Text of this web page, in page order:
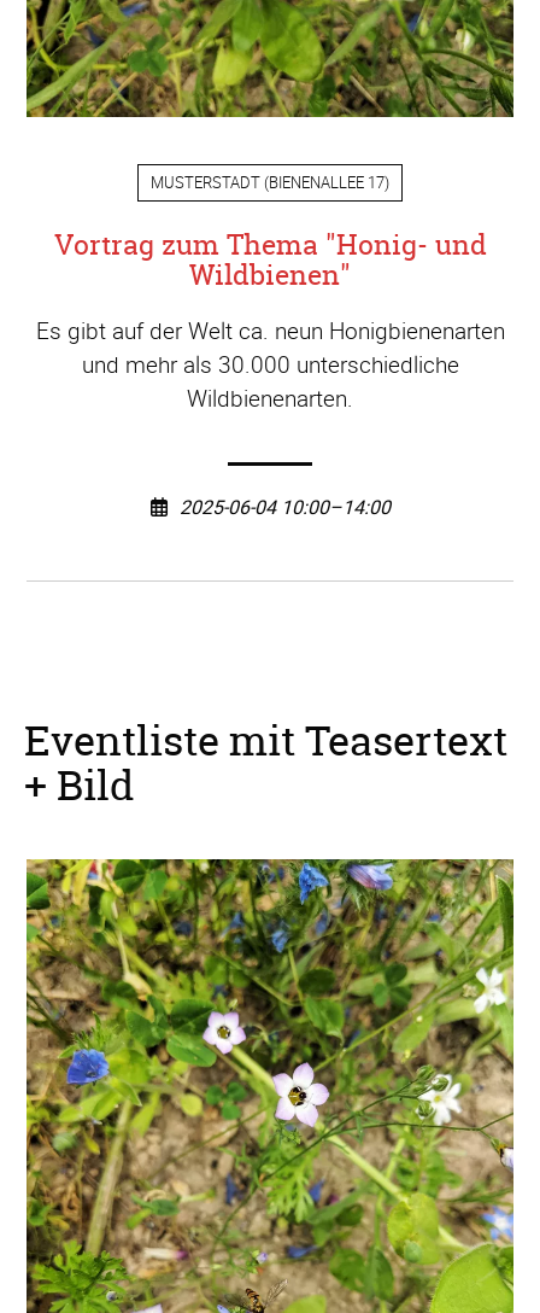
MUSTERSTADT (BIENENALLEE 17)
Vortrag zum Thema "Honig- und
Wildbienen"
Es gibt auf der Welt ca. neun Honigbienenarten
und mehr als 30.000 unterschiedliche
Wildbienenarten.
2025-06-04 10:00–14:00
Eventliste mit Teasertext
+ Bild